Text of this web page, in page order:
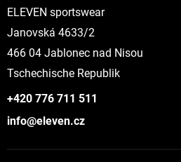
ELEVEN sportswear
Janovská 4633/2
466 04 Jablonec nad Nisou
Tschechische Republik
+420 776 711 511
info@eleven.cz